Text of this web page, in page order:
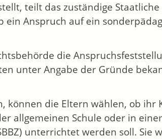
teilt das zuständige
ein Anspruch auf ein
die
unter Angabe der Gründe
können die Eltern wählen, ob ihr
allgemeinen Schule oder in
unterrichtet werden soll. Sie